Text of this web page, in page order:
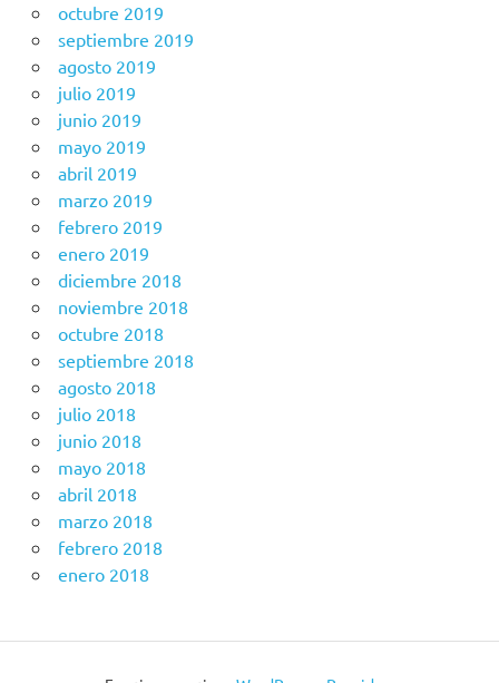
octubre 2019
septiembre 2019
agosto 2019
julio 2019
junio 2019
mayo 2019
abril 2019
marzo 2019
febrero 2019
enero 2019
diciembre 2018
noviembre 2018
octubre 2018
septiembre 2018
agosto 2018
julio 2018
junio 2018
mayo 2018
abril 2018
marzo 2018
febrero 2018
enero 2018